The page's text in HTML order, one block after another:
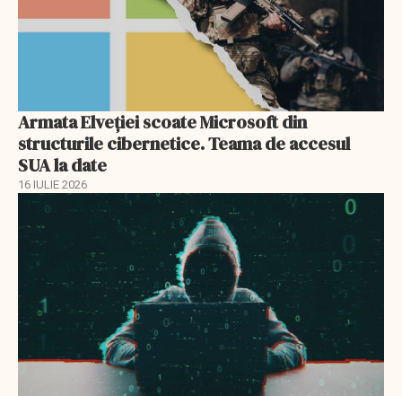
Armata Elveției scoate Microsoft din
structurile cibernetice. Teama de accesul
SUA la date
16 IULIE 2026